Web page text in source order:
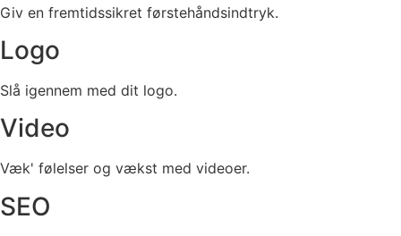
Giv en fremtidssikret førstehåndsindtryk.
Logo
Slå igennem med dit logo.
Video
Væk' følelser og vækst med videoer.
SEO